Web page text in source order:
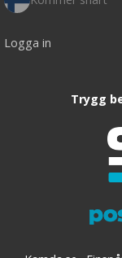
Logga in
Trygg